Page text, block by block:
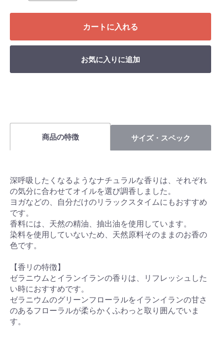
カートに入れる
お気に入りに追加
商品の特徴 サイズ・スペック
深呼吸したくなるようなナチュラルな香りは、それぞれ
の気分に合わせてオイルを選び調香しました。
ヨガなどの、自分だけのリラックスタイムにもおすすめ
です。
香料には、天然の精油、抽出油を使用しています。
染料を使用していないため、天然原料そのままのお香の
色です。
【香リの特徴】
ゼラニウムとイランイランの香りは、リフレッシュした
い時におすすめです。
ゼラニウムのグリーンフローラルをイランイランの甘さ
のあるフローラルが柔らかくふわっと取り囲んでいま
す。